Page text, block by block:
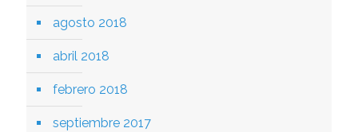
agosto 2018
abril 2018
febrero 2018
septiembre 2017